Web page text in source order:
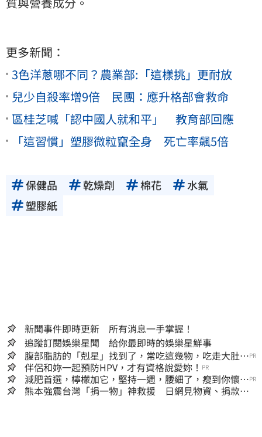
更多新聞：
3色洋蔥哪不同？農業部:「這樣挑」更耐放
兒少自殺率增9倍 民團：應升格部會救命
區桂芝喊「認中國人就和平」 教育部回應
「這習慣」塑膠微粒竄全身 死亡率飆5倍
保健品 乾燥劑 棉花
水氣
塑膠紙
新聞事件即時更新 所有消息一手掌握！
追蹤訂閱娛樂星聞 給你最即時的娛樂星鮮事
腹部脂肪的「剋星」找到了，常吃這幾物，吃走大肚
囊，瘦出小蠻腰
PR
伴侶和妳一起預防HPV，才有資格說愛妳！ PR
減肥首選，檸檬加它，堅持一週，腰細了，瘦到你懷疑
人生
PR
熊本強震台灣「捐一物」神救援 日網見物資、捐款